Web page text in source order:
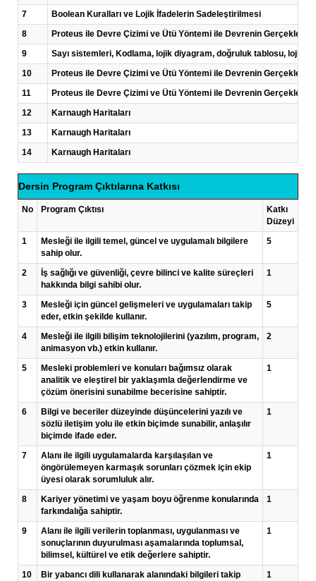
7
Boolean Kuralları ve Lojik İfadelerin Sadeleştirilmesi
8
Proteus ile Devre Çizimi ve Ütü Yöntemi ile Devrenin
9
Sayı sistemleri, Kodlama, lojik diyagram, doğruluk tablosu, lojik
10
Proteus ile Devre Çizimi ve Ütü Yöntemi ile Devrenin
11
Proteus ile Devre Çizimi ve Ütü Yöntemi ile Devrenin
12
Karnaugh Haritaları
13
Karnaugh Haritaları
14
Karnaugh Haritaları
Dersin Program Çıktılarına Katkısı
No Program Çıktısı
Katkı
Düzeyi
1
Mesleği ile ilgili temel, güncel ve uygulamalı bilgilere
sahip olur.
5
2
İş sağlığı ve güvenliği, çevre bilinci ve kalite süreçleri
hakkında bilgi sahibi olur.
1
3
Mesleği için güncel gelişmeleri ve uygulamaları takip
eder, etkin şekilde kullanır.
5
4
Mesleği ile ilgili bilişim teknolojilerini (yazılım, program,
animasyon vb.) etkin kullanır.
2
5
Mesleki problemleri ve konuları bağımsız olarak
analitik ve eleştirel bir yaklaşımla değerlendirme ve
çözüm önerisini sunabilme becerisine sahiptir.
1
6
Bilgi ve beceriler düzeyinde düşüncelerini yazılı ve
sözlü iletişim yolu ile etkin biçimde sunabilir, anlaşılır
biçimde ifade eder.
1
7
Alanı ile ilgili uygulamalarda karşılaşılan ve
öngörülemeyen karmaşık sorunları çözmek için ekip
üyesi olarak sorumluluk alır.
1
8
Kariyer yönetimi ve yaşam boyu öğrenme konularında
farkındalığa sahiptir.
1
9
Alanı ile ilgili verilerin toplanması, uygulanması ve
sonuçlarının duyurulması aşamalarında toplumsal,
bilimsel, kültürel ve etik değerlere sahiptir.
1
10 Bir yabancı dili kullanarak alanındaki bilgileri takip 1